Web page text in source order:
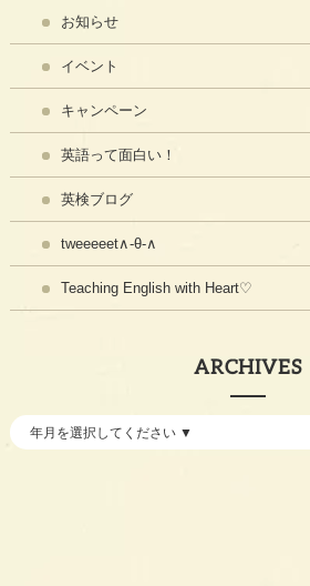
お知らせ
イベント
キャンペーン
英語って面白い！
英検ブログ
tweeeeet∧-θ-∧
Teaching English with Heart♡
ARCHIVES